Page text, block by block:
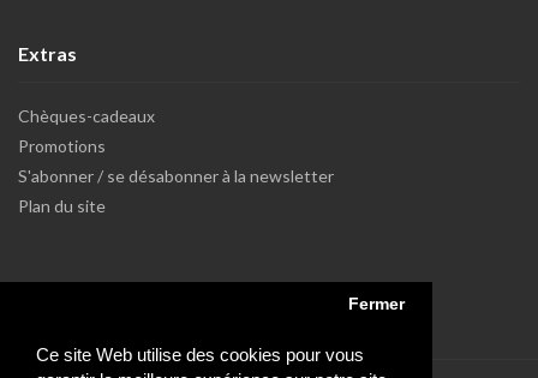
Ce site Web utilise des cookies pour vous
Fermer
Extras
Chèques-cadeaux
Promotions
S'abonner / se désabonner à la newsletter
Plan du site